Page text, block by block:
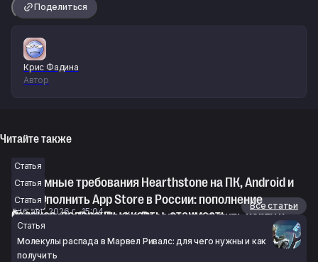
Поделиться
Крис Фадина
Автор
Читайте также
Статья
Системные требования Hearthstone на ПК, Android и
iPhone
6 авг. 2026 г., 15:04
Статья
Как пополнить App Store в России: пополнение
баланса, подарочные карты, стоимость
6 авг. 2026 г., 12:54
Статья
Пополнение Гугл Плей в России: как купить карту и
пополнить баланс
6 авг. 2026 г., 08:42
Статьи
Все статьи
Статья
Молекулы распада в Марвел Ривалс: для чего нужны и как
получить